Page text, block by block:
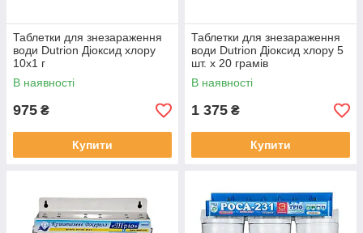
Таблетки для знезараження
води Dutrion Діоксид хлору
10х1 г
В наявності
975 ₴
Купити
Таблетки для знезараження
води Dutrion Діоксид хлору 5
шт. х 20 грамів
В наявності
1 375 ₴
Купити